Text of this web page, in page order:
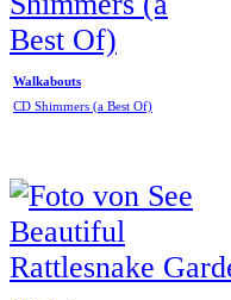
Walkabouts
CD Shimmers (a Best Of)